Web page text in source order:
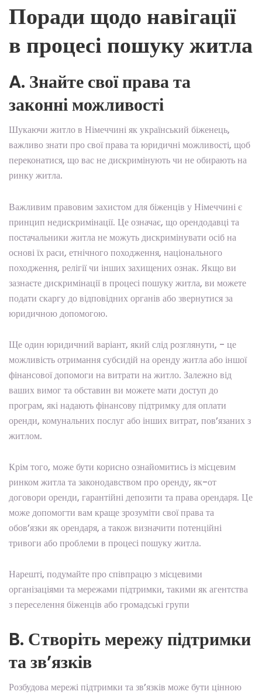
Поради щодо навігації
в процесі пошуку житла
A. Знайте свої права та
законні можливості
Шукаючи житло в Німеччині як український біженець,
важливо знати про свої права та юридичні можливості, щоб
переконатися, що вас не дискримінують чи не обирають на
ринку житла.
Важливим правовим захистом для біженців у Німеччині є
принцип недискримінації. Це означає, що орендодавці та
постачальники житла не можуть дискримінувати осіб на
основі їх раси, етнічного походження, національного
походження, релігії чи інших захищених ознак. Якщо ви
зазнаєте дискримінації в процесі пошуку житла, ви можете
подати скаргу до відповідних органів або звернутися за
юридичною допомогою.
Ще один юридичний варіант, який слід розглянути, - це
можливість отримання субсидій на оренду житла або іншої
фінансової допомоги на витрати на житло. Залежно від
ваших вимог та обставин ви можете мати доступ до
програм, які надають фінансову підтримку для оплати
оренди, комунальних послуг або інших витрат, пов’язаних з
житлом.
Крім того, може бути корисно ознайомитись із місцевим
ринком житла та законодавством про оренду, як-от
договори оренди, гарантійні депозити та права орендаря. Це
може допомогти вам краще зрозуміти свої права та
обов’язки як орендаря, а також визначити потенційні
тривоги або проблеми в процесі пошуку житла.
Нарешті, подумайте про співпрацю з місцевими
організаціями та мережами підтримки, такими як агентства
з переселення біженців або громадські групи
B. Створіть мережу підтримки
та зв’язків
Розбудова мережі підтримки та зв’язків може бути цінною